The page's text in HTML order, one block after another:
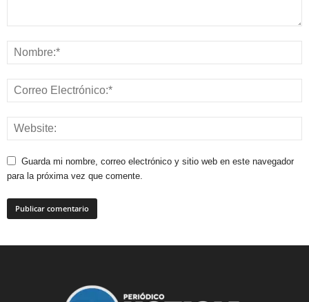
Guarda mi nombre, correo electrónico y sitio web en este navegador
para la próxima vez que comente.